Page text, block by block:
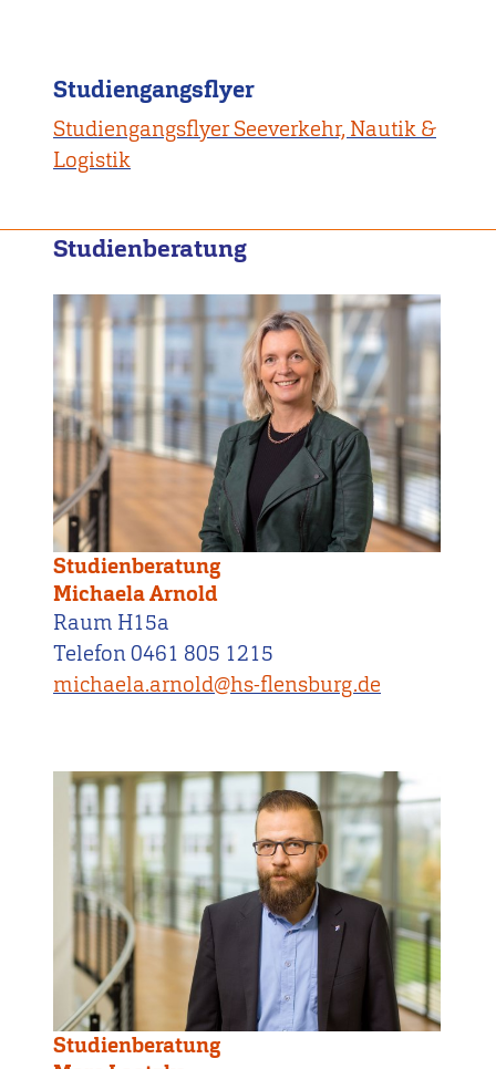
Studiengangsflyer
Studiengangsflyer Seeverkehr, Nautik &
Logistik
Studienberatung
Studienberatung
Michaela Arnold
Raum H15a
Telefon 0461 805 1215
michaela.arnold@hs-flensburg.de
Studienberatung